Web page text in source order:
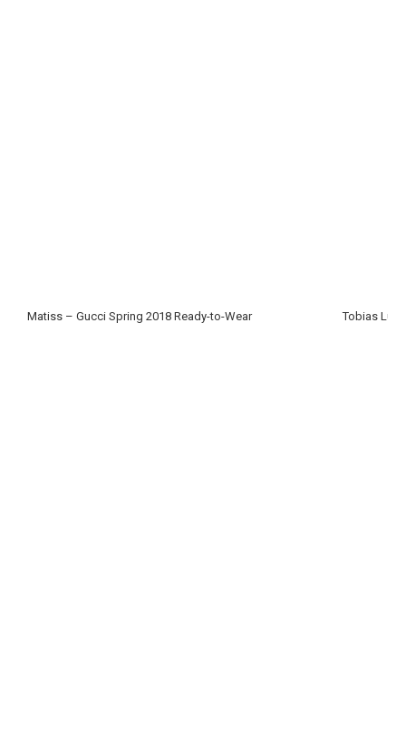
Matiss – Gucci Spring 2018 Ready-to-Wear Tobias